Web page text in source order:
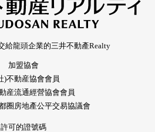
給龍頭企業的三井不動產Realty
加盟協會
)不動産協會會員
産流通經營協會會員
圈房地產公平交易協議會
許可的證號碼